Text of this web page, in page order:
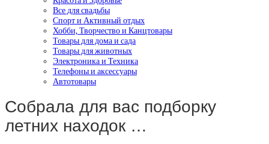
Все для свадьбы
Спорт и Активный отдых
Хобби, Творчество и Канцтовары
Товары для дома и сада
Товары для животных
Электроника и Техника
Телефоны и аксессуары
Автотовары
Собрала для вас подборку
летних находок …